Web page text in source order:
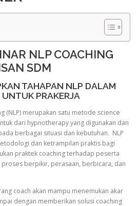
NLP COACHING
SDM
TAHAPAN NLP DALAM
PRAKERJA
(NLP) merupakan satu metode science
dari hypnotherapy yang digunakan dan
berbagai situasi dan kebutuhan. NLP
dan ketrampilan praktis bagi
praktek coaching terhadap peserta
berpikir, perasaan, berbicara, dan
coach akan mampu menemukan akar
dengan memberikan solusi coaching